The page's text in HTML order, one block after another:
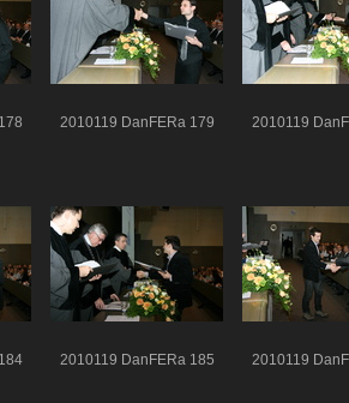
2010119 DanFERa 179 2010119
2010119 DanFERa 185 2010119